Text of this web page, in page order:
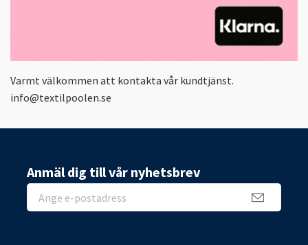
Varmt välkommen att kontakta vår kundtjänst.
info@textilpoolen.se
Anmäl dig till vår nyhetsbrev